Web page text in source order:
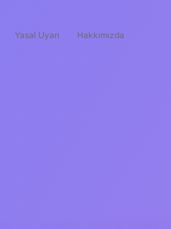
Yasal Uyarı Hakkımızda